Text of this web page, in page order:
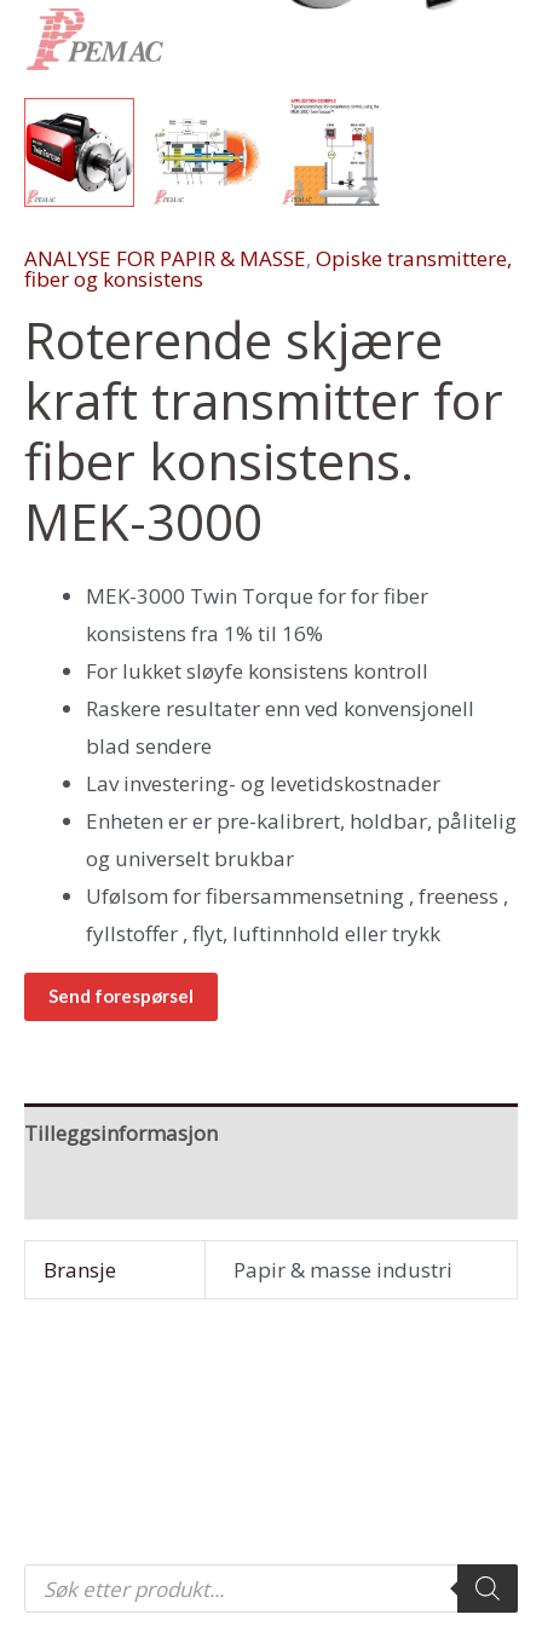
P
o
ANALYSE FOR PAPIR & MASSE, Opiske transmittere,
fiber og konsistens
Roterende skjære
kraft transmitter for
fiber konsistens.
MEK-3000
MEK-3000 Twin Torque for for fiber
konsistens fra 1% til 16%
For lukket sløyfe konsistens kontroll
Raskere resultater enn ved konvensjonell
blad sendere
Lav investering- og levetidskostnader
Enheten er er pre-kalibrert, holdbar, pålitelig
og universelt brukbar
Ufølsom for fibersammensetning , freeness ,
fyllstoffer , flyt, luftinnhold eller trykk
Send forespørsel
Tilleggsinformasjon
Bransje Papir & masse industri